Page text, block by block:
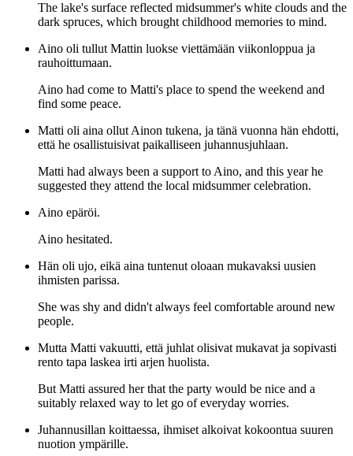
The lake's surface reflected midsummer's white clouds and the
dark spruces, which brought childhood memories to mind.
Aino oli tullut Mattin luokse viettämään viikonloppua ja
rauhoittumaan.
Aino had come to Matti's place to spend the weekend and
find some peace.
Matti oli aina ollut Ainon tukena, ja tänä vuonna hän ehdotti,
että he osallistuisivat paikalliseen juhannusjuhlaan.
Matti had always been a support to Aino, and this year he
suggested they attend the local midsummer celebration.
Aino epäröi.
Aino hesitated.
Hän oli ujo, eikä aina tuntenut oloaan mukavaksi uusien
ihmisten parissa.
She was shy and didn't always feel comfortable around new
people.
Mutta Matti vakuutti, että juhlat olisivat mukavat ja sopivasti
rento tapa laskea irti arjen huolista.
But Matti assured her that the party would be nice and a
suitably relaxed way to let go of everyday worries.
Juhannusillan koittaessa, ihmiset alkoivat kokoontua suuren
nuotion ympärille.